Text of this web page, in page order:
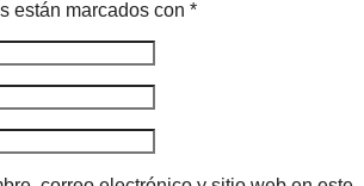
están marcados con *